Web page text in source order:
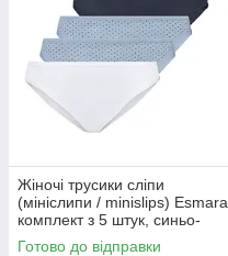
Жіночі трусики сліпи
(мініслипи / minislips) Esmara
комплект з 5 штук, синьо-
блакитні, розмір S
Готово до відправки